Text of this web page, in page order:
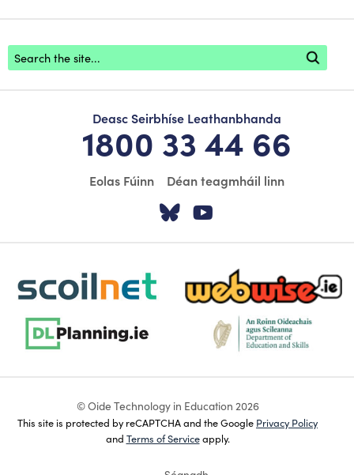
Footer search
Deasc Seirbhíse Leathanbhanda
1800 33 44 66
Eolas Fúinn Déan teagmháil linn
Tabhair cuairt ar
scoilnet-footer-logo3 webwise-logo-sticky
dlplanning-footer-logo-5 dept-education-footer-
© Oide Technology in Education 2026
This site is protected by reCAPTCHA and the Google Privacy Policy
and Terms of Serviceapply.